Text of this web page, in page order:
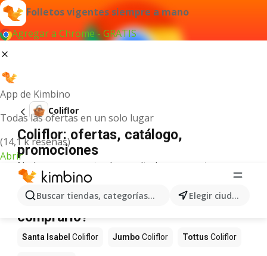
Folletos vigentes siempre a mano
Agregar a Chrome - GRATIS
App de Kimbino
Todas las ofertas en un solo lugar
(14,1 k reseñas)
Abrir
Buscar tiendas, categorías, productos... Elegir ciudad
Coliflor
Coliflor: ofertas, catálogo,
promociones
No hemos encontrado resultados para este
término.
Coliflor en oferta - ¿Dónde
comprarlo?
Santa Isabel Coliflor Jumbo Coliflor Tottus Coliflor